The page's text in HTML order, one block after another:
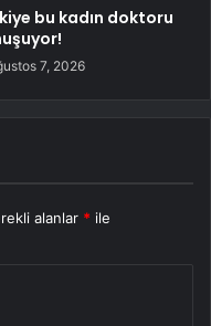
bu kadın doktoru
7, 2026
alanlar * ile